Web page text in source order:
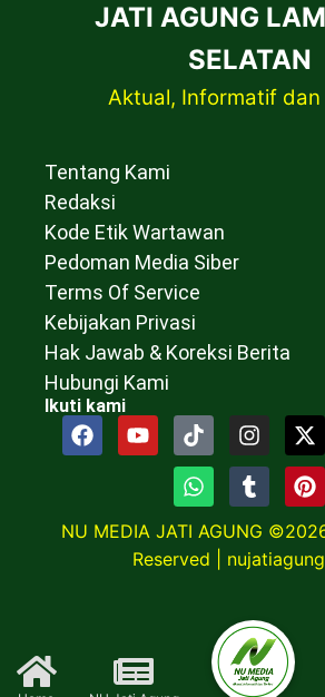
JATI AGUNG
SELATAN
Aktual, Informatif dan
Tentang Kami
Redaksi
Kode Etik Wartawan
Pedoman Media Siber
Terms Of Service
Kebijakan Privasi
Hak Jawab & Koreksi Berita
Hubungi Kami
Ikuti kami
NU MEDIA JATI AGUNG
Reserved |